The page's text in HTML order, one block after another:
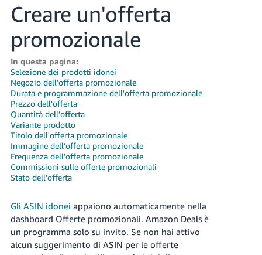
Italiano
CN
中
文
-
TW
Deutsch
- DE
Français
- FR
Italiano
日
本
Login
Creare un'offerta
promozionale
In questa pagina:
Selezione dei prodotti idonei
Negozio dell'offerta promozionale
Durata e programmazione dell'offerta promozionale
Prezzo dell'offerta
Quantità dell'offerta
Variante prodotto
Titolo dell'offerta promozionale
Immagine dell'offerta promozionale
Frequenza dell'offerta promozionale
Commissioni sulle offerte promozionali
Stato dell'offerta
Gli ASIN idonei appaiono automaticamente nella
dashboard Offerte promozionali. Amazon Deals è
un programma solo su invito. Se non hai attivo
alcun suggerimento di ASIN per le offerte